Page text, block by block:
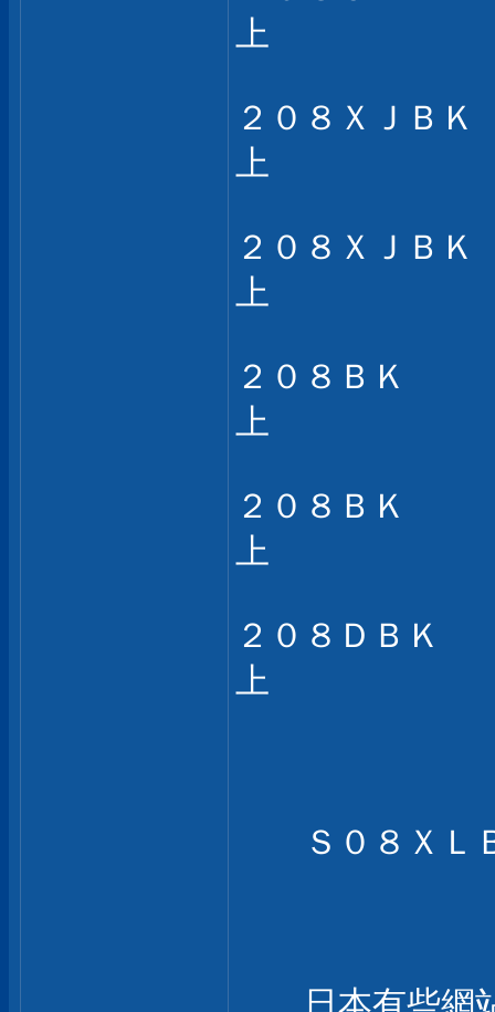
上
２０８ＸＪＢ
上
２０８ＸＪＢ
上
２０８Ｂ
上
２０８Ｂ
上
２０８Ｄ
上
Ｓ０８ＸＬＢ
日本有些網站